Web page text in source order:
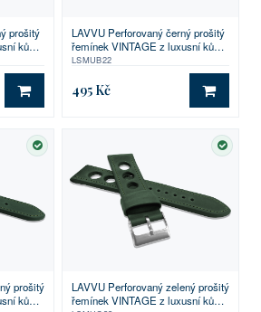
prošitý
kůže
DO KOŠÍKU
LAVVU Perforovaný černý prošitý
řemínek VINTAGE z luxusní kůže
Top Grain - 22
LSMUB22
495 Kč DO
SKLADEM
prošitý
kůže
LAVVU Perforovaný zelený prošitý
řemínek VINTAGE z luxusní kůže